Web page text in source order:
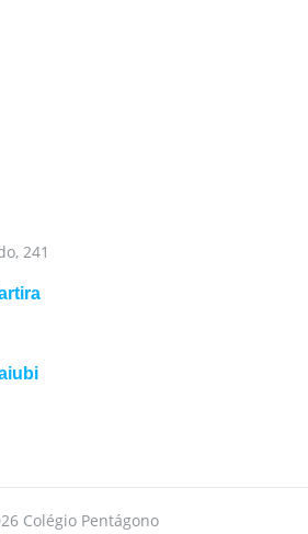
241
Colégio Pentágono
melhor experiência, utilizamos